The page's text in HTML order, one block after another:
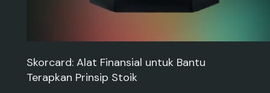
Skorcard: Alat Finansial untuk Bantu
Terapkan Prinsip Stoik